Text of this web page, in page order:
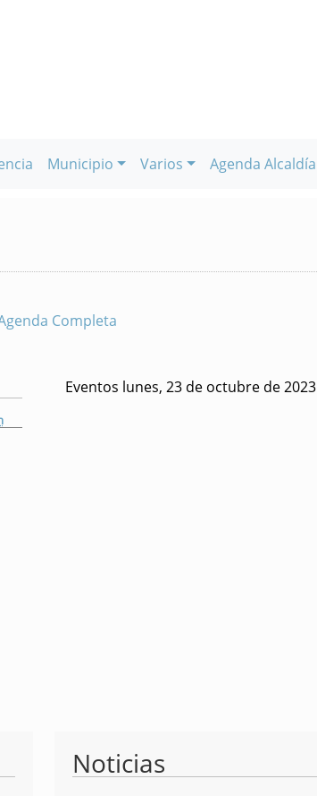
Municipio Varios Agenda Alcaldía
Completa
Eventos lunes, 23 de octubre de 2023
Noticias